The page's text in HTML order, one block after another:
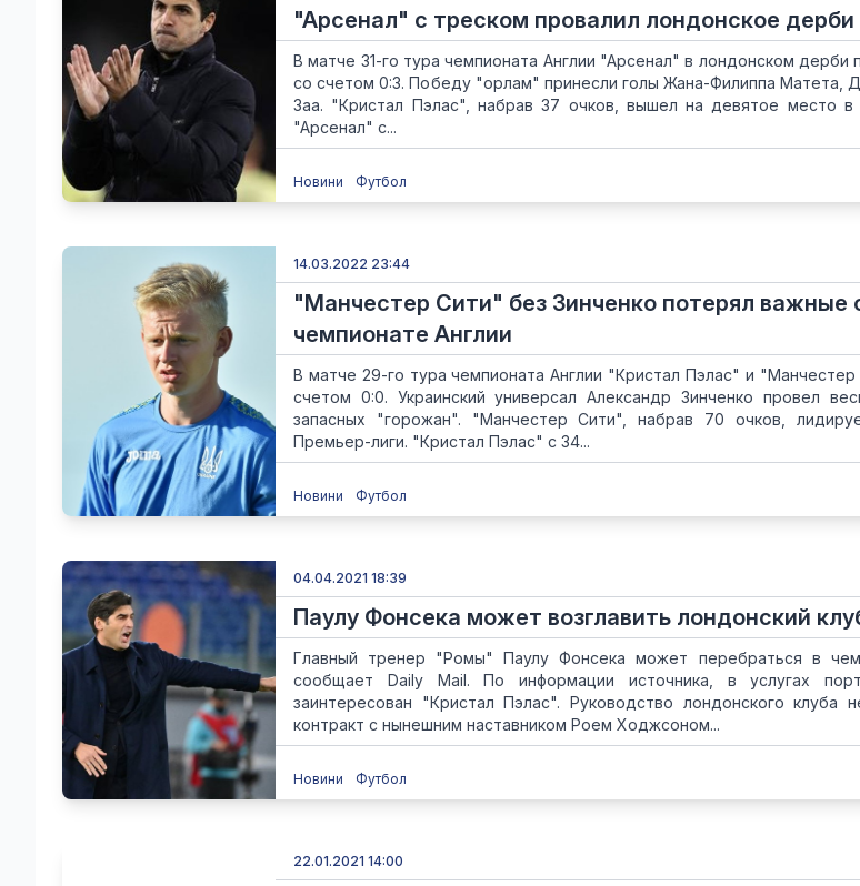
"Арсенал" с треском провалил лондонское дерби
В матче 31-го тура чемпионата Англии "Арсенал" в лондонском дерби
со счетом 0:3. Победу "орлам" принесли голы Жана-Филиппа Матета,
Заа. "Кристал Пэлас", набрав 37 очков, вышел на девятое место в
"Арсенал" с...
Новини Футбол
14.03.2022 23:44
"Манчестер Сити" без Зинченко потерял важные
чемпионате Англии
В матче 29-го тура чемпионата Англии "Кристал Пэлас" и
счетом 0:0. Украинский универсал Александр Зинченко провел
запасных "горожан". "Манчестер Сити", набрав 70 очков,
Премьер-лиги. "Кристал Пэлас" с 34...
Новини Футбол
04.04.2021 18:39
Паулу Фонсека может возглавить лондонский
Главный тренер "Ромы" Паулу Фонсека может перебраться в
сообщает Daily Mail. По информации источника, в услугах
заинтересован "Кристал Пэлас". Руководство лондонского клуба
контракт с нынешним наставником Роем Ходжсоном...
Новини Футбол
22.01.2021 14:00